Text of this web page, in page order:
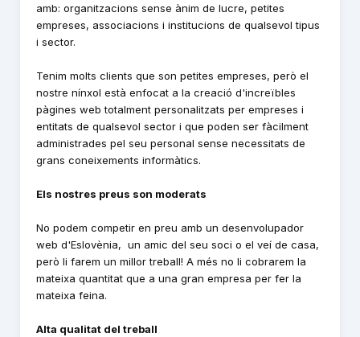
amb: organitzacions sense ànim de lucre, petites
empreses, associacions i institucions de qualsevol tipus
i sector.
Tenim molts clients que son petites empreses, però el
nostre nínxol està enfocat a la creació d'increïbles
pàgines web totalment personalitzats per empreses i
entitats de qualsevol sector i que poden ser fàcilment
administrades pel seu personal sense necessitats de
grans coneixements informàtics.
Els nostres preus son moderats
No podem competir en preu amb un desenvolupador
web d'Eslovènia, un amic del seu soci o el veí de casa,
però li farem un millor treball! A més no li cobrarem la
mateixa quantitat que a una gran empresa per fer la
mateixa feina.
Alta qualitat del treball